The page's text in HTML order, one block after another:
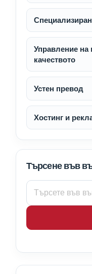
Управление на
качеството
Устен превод
Хостинг и
Търсене във